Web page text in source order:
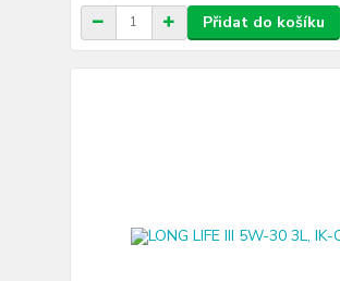
Přidat do košíku